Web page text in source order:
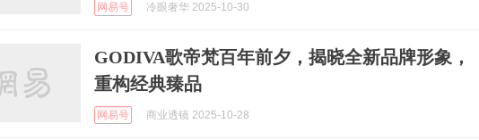
网易号 冷眼奢华 2025-10-30
GODIVA歌帝梵百年前夕，揭晓全新品牌形象，
重构经典臻品
网易号 商业透镜 2025-10-28